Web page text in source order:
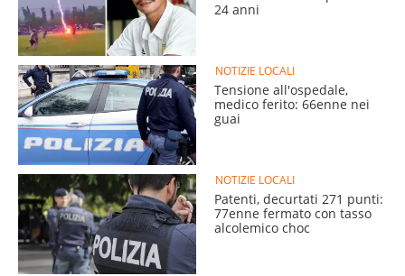
24 anni
NOTIZIE LOCALI
Tensione all'ospedale,
medico ferito: 66enne nei
guai
NOTIZIE LOCALI
Patenti, decurtati 271 punti:
77enne fermato con tasso
alcolemico choc